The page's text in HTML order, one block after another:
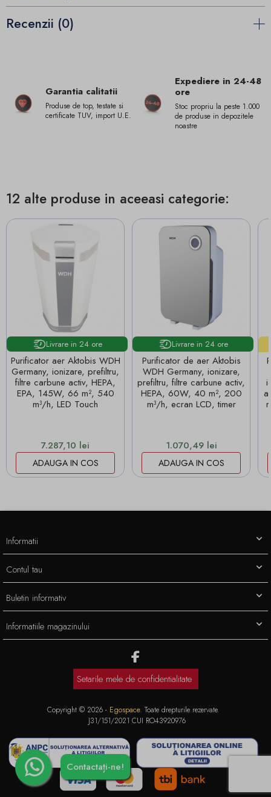
Recenzii (0)
Garantia calitatii
Produse de top, testate si
certificate TUV, import U.E.
Expediere in 24-48
ore
Stoc propriu la peste 1.000
de produse in depozitele
noastre
12 alte produse in aceeasi categorie:
Livrare in 24 ore
Purificator aer Aktobis WDH
Germany, ionizare, prefiltru,
filtre carbune activ, HEPA,
EPA, 145W, 66 m², 540
m³/h, LED Touch
Pret
7.287,10 lei
ADAUGA IN COS
Livrare in 24 ore
Purificator de aer Aktobis
WDH Germany, ionizare,
prefiltru, filtre carbune activ,
HEPA, 60W, 40 m², 200
m³/h, ecran LCD, timer
Pret
1.070,49 lei
ADAUGA IN COS
Informatiile magazinului
Informatii
Contul tau
Buletin informativ
Setarile mele de confidentialitate
Copyright © 2026 - Egospace. Toate drepturile rezervate.
J31/151/2021 CUI RO43920976
Contactați-ne!